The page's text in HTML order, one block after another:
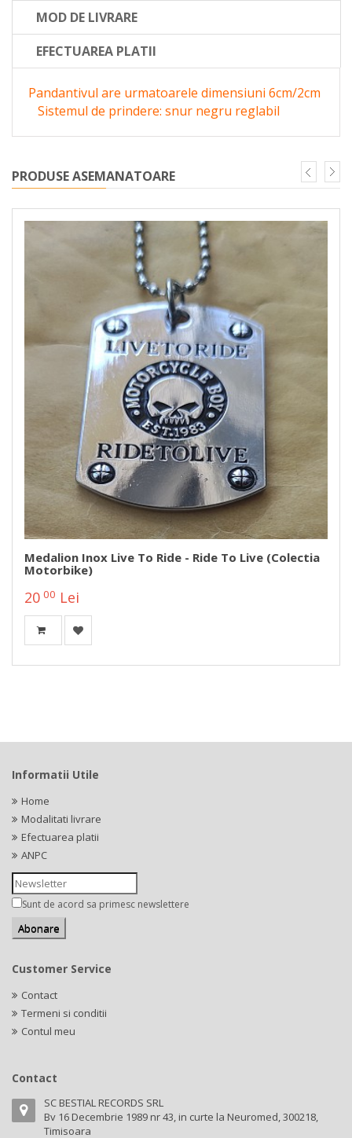
MOD DE LIVRARE
EFECTUAREA PLATII
Pandantivul are urmatoarele dimensiuni 6cm/2cm
Sistemul de prindere: snur negru reglabil
PRODUSE ASEMANATOARE
Medalion Inox Live To Ride - Ride To Live (colectia
Motorbike)
20 00 Lei
Informatii Utile
Home
Modalitati livrare
Efectuarea platii
ANPC
Sunt de acord sa primesc newslettere
Customer Service
Contact
Termeni si conditii
Contul meu
Contact
SC BESTIAL RECORDS SRL
Bv 16 Decembrie 1989 nr 43, in curte la Neuromed, 300218,
Timisoara